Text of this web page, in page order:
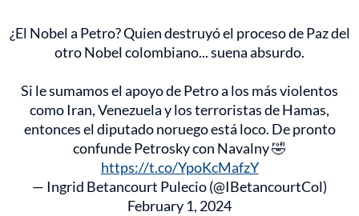
¿El Nobel a Petro? Quien destruyó el proceso de Paz del
otro Nobel colombiano... suena absurdo.
Si le sumamos el apoyo de Petro a los más violentos
como Iran, Venezuela y los terroristas de Hamas,
entonces el diputado noruego está loco. De pronto
confunde Petrosky con Navalny 🤣
https://t.co/YpoKcMafzY
— Ingrid Betancourt Pulecio (@IBetancourtCol)
February 1, 2024